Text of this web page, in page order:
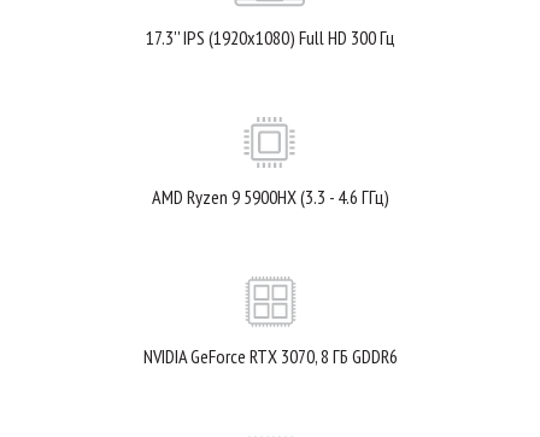
17.3'' IPS (1920x1080) Full HD 300 Гц
AMD Ryzen 9 5900HX (3.3 - 4.6 ГГц)
NVIDIA GeForce RTX 3070, 8 ГБ GDDR6